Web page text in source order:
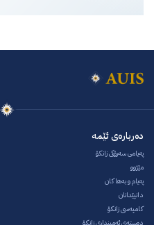
دەربارەی ئێمە
پەیامی سەرۆکی زانکۆ
مێژوو
پەیام و بەهاکان
دانپێدانان
کامپەسی زانکۆ
دەستەی ئەمینداری زانکۆ